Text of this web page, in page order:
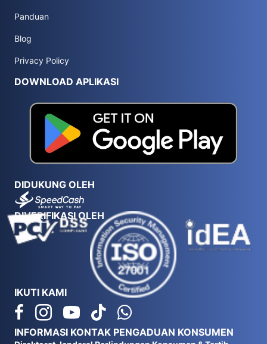
Panduan
Blog
Privacy Policy
DOWNLOAD APLIKASI
DIDUKUNG OLEH
DIVERIFIKASI OLEH
IKUTI KAMI
INFORMASI KONTAK PENGADUAN KONSUMEN